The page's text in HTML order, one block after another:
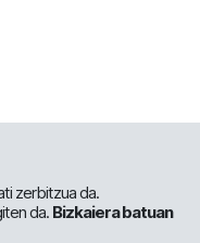
zerbitzua da.
da. Bizkaiera batuan